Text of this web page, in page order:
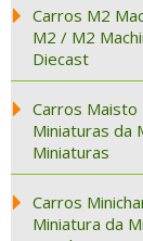
Carros M2
M2 / M2
Diecast
Carros
Miniaturas da
Miniaturas
Carros
Miniatura da